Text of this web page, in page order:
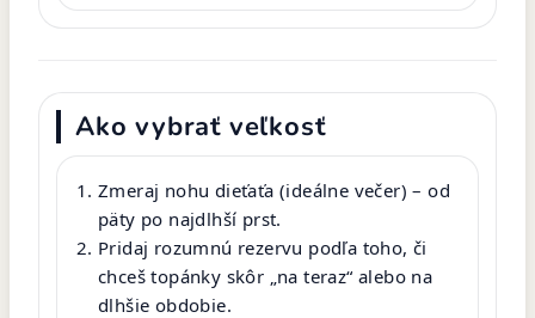
Ako vybrať veľkosť
Zmeraj nohu dieťaťa (ideálne večer) – od
päty po najdlhší prst.
Pridaj rozumnú rezervu podľa toho, či
chceš topánky skôr „na teraz“ alebo na
dlhšie obdobie.